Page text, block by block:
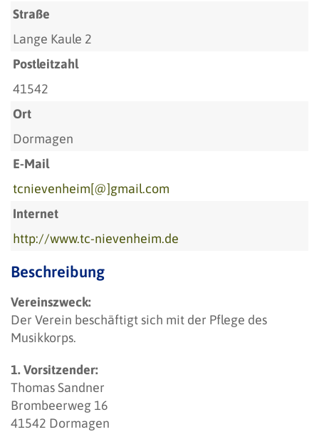
Straße
Lange Kaule 2
Postleitzahl
41542
Ort
Dormagen
E-Mail
tcnievenheim[@]gmail.com
Internet
http://www.tc-nievenheim.de
Beschreibung
Vereinszweck:
Der Verein beschäftigt sich mit der Pflege des
Musikkorps.
1. Vorsitzender:
Thomas Sandner
Brombeerweg 16
41542 Dormagen